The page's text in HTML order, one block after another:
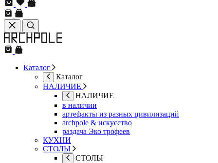
Каталог
Каталог
НАЛИЧИЕ
НАЛИЧИЕ
в наличии
артефакты из разных цивилизаций
archpole & искусство
раздача Эко трофеев
КУХНИ
СТОЛЫ
СТОЛЫ